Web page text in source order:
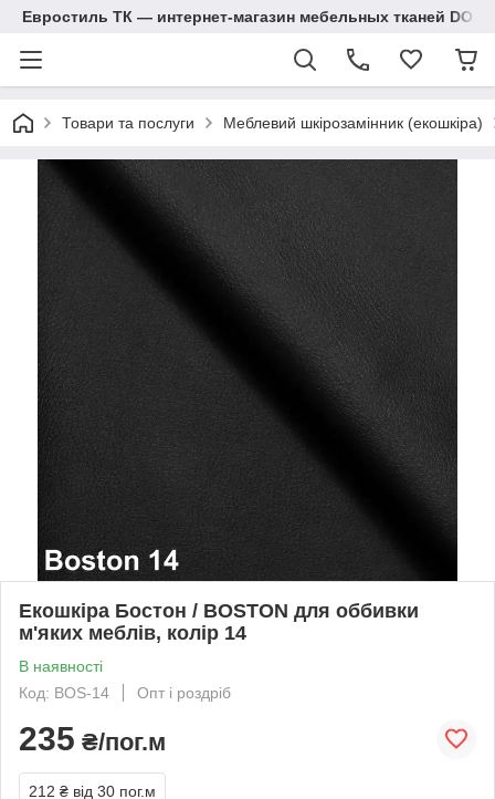
Евростиль ТК — интернет-магазин мебельных тканей
Товари та послуги Меблевий шкірозамінник (екошкіра)
Екошкіра Бостон / BOSTON для оббивки
м'яких меблів, колір 14
В наявності
Код: BOS-14
Опт і роздріб
235 ₴/пог.м
212 ₴ від 30 пог.м